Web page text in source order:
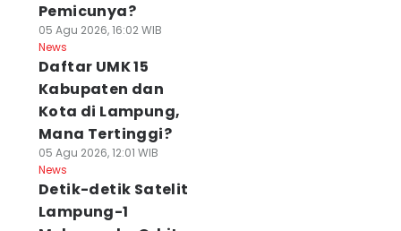
Pemicunya?
05 Agu 2026, 16:02 WIB
News
Daftar UMK 15
Kabupaten dan
Kota di Lampung,
Mana Tertinggi?
05 Agu 2026, 12:01 WIB
News
Detik-detik Satelit
Lampung-1